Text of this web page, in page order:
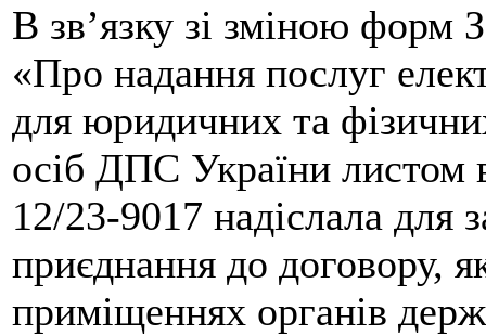
В зв’язку зі зміною форм
«Про надання послуг
для юридичних та
осіб ДПС України
12/23-9017 надіслала
приєднання до договору,
приміщеннях органів